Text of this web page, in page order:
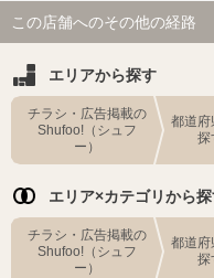
この店舗へのその他の経路
エリアから探す
チラシ・広告掲載の
Shufoo!（シュフ
ー）
都道府
探
エリア×カテゴリから
チラシ・広告掲載の
Shufoo!（シュフ
ー）
都道府
探